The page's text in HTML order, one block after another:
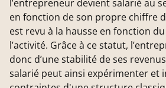
l’entrepreneur devient salarié au
en fonction de son propre chiffre
est revu à la hausse en fonction
l’activité. Grâce à ce statut,
donc d’une stabilité de ses
salarié peut ainsi expérimenter et